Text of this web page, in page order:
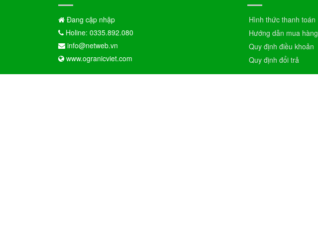
Đang cập nhập
Holine: 0335.892.080
info@netweb.vn
www.ogranicviet.com
Hình thức thanh toán
Hướng dẫn mua hàng
Quy định điều khoản
Quy định đổi trả